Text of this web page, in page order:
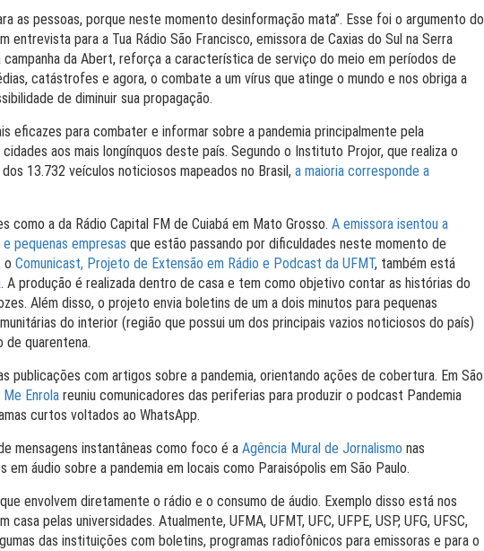
as pessoas, porque neste momento desinformação mata”. Esse foi o argumento do
para a Tua Rádio São Francisco, emissora de Caxias do Sul na Serra
campanha da Abert, reforça a característica de serviço do meio em períodos de
catástrofes e agora, o combate a um vírus que atinge o mundo e nos obriga a
de diminuir sua propagação.
eficazes para combater e informar sobre a pandemia principalmente pela
aos mais longínquos deste país. Segundo o Instituto Projor, que realiza o
13.732 veículos noticiosos mapeados no Brasil, a maioria corresponde a
como a da Rádio Capital FM de Cuiabá em Mato Grosso. A emissora isentou a
pequenas empresas que estão passando por dificuldades neste momento de
o Comunicast, Projeto de Extensão em Rádio e Podcast da UFMT, também está
. A produção é realizada dentro de casa e tem como objetivo contar as histórias do
Além disso, o projeto envia boletins de um a dois minutos para pequenas
do interior (região que possui um dos principais vazios noticiosos do país)
quarentena.
publicações com artigos sobre a pandemia, orientando ações de cobertura. Em São
Enrola reuniu comunicadores das periferias para produzir o podcast Pandemia
curtos voltados ao WhatsApp.
mensagens instantâneas como foco é a Agência Mural de Jornalismo nas
áudio sobre a pandemia em locais como Paraisópolis em São Paulo.
envolvem diretamente o rádio e o consumo de áudio. Exemplo disso está nos
pelas universidades. Atualmente, UFMA, UFMT, UFC, UFPE, USP, UFG, UFSC,
das instituições com boletins, programas radiofônicos para emissoras e para o